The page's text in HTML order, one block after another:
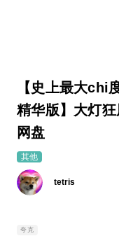
【史上最大chi
精华版】大灯
网盘
其他
tetris
夸克